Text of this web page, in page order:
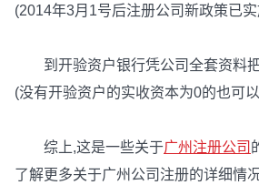
(2014年3月1号后注册公司新政策已实
到开验资户银行凭公司全套资料把
(没有开验资户的实收资本为0的也可
综上,这是一些关于广州注册公司
了解更多关于广州公司注册的详细情